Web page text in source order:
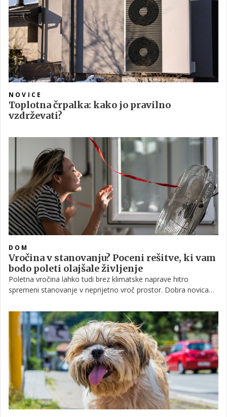
NOVICE
Toplotna črpalka: kako jo pravilno
vzdrževati?
DOM
Vročina v stanovanju? Poceni rešitve, ki vam
bodo poleti olajšale življenje
Poletna vročina lahko tudi brez klimatske naprave hitro
spremeni stanovanje v neprijetno vroč prostor. Dobra novica
preprostimi ukrepi lahko občutno zmanjšate segrevanje
prostorov, izboljšate bivalno udobje in hkrati prihranite pri
stroških hlajenja.